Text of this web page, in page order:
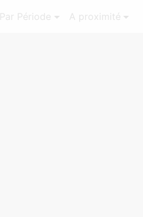
Par Période A proximité